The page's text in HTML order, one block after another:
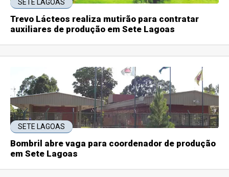
SETE LAGOAS
Trevo Lácteos realiza mutirão para contratar
auxiliares de produção em Sete Lagoas
SETE LAGOAS
Bombril abre vaga para coordenador de produção
em Sete Lagoas